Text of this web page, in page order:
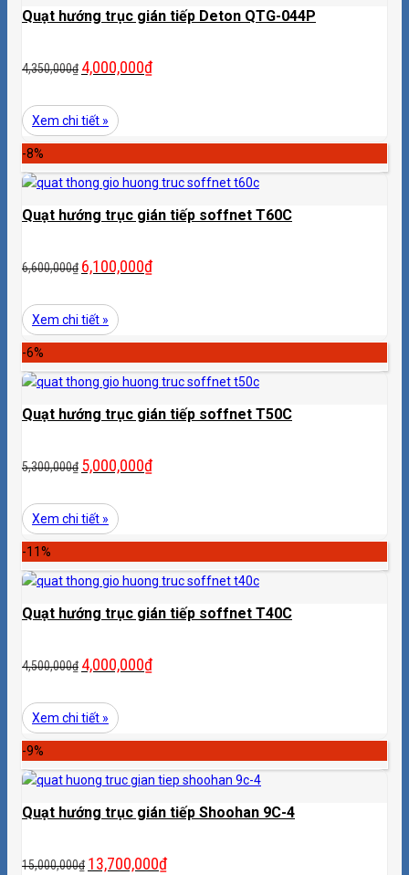
Quạt hướng trục gián tiếp Deton QTG-044P
4,350,000₫ 4,000,000₫
Xem chi tiết »
-8%
Quạt hướng trục gián tiếp soffnet T60C
6,600,000₫ 6,100,000₫
Xem chi tiết »
-6%
Quạt hướng trục gián tiếp soffnet T50C
5,300,000₫ 5,000,000₫
Xem chi tiết »
-11%
Quạt hướng trục gián tiếp soffnet T40C
4,500,000₫ 4,000,000₫
Xem chi tiết »
-9%
Quạt hướng trục gián tiếp Shoohan 9C-4
15,000,000₫ 13,700,000₫